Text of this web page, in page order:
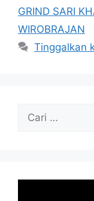
GRIND SARI
WIROBRAJAN
Tinggalkan
untuk: